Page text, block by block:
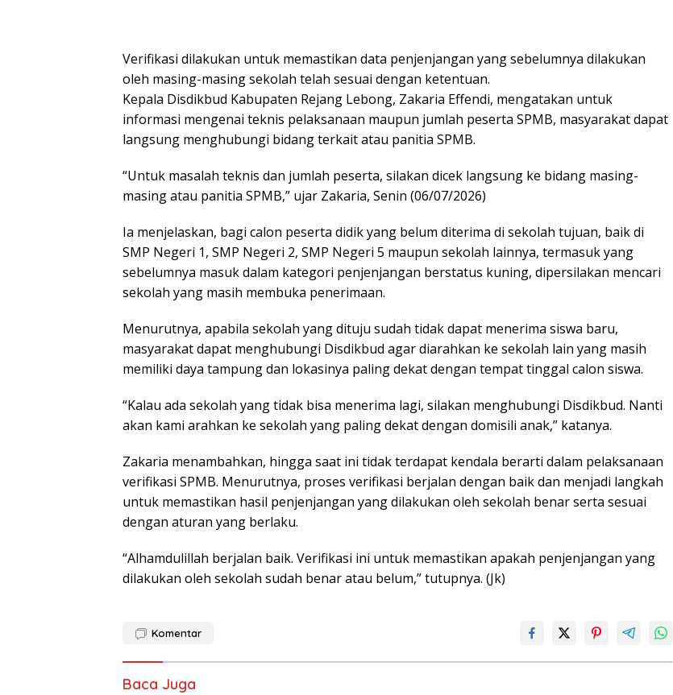
Verifikasi dilakukan untuk memastikan data penjenjangan yang sebelumnya dilakukan
oleh masing-masing sekolah telah sesuai dengan ketentuan.
Kepala Disdikbud Kabupaten Rejang Lebong, Zakaria Effendi, mengatakan untuk
informasi mengenai teknis pelaksanaan maupun jumlah peserta SPMB, masyarakat dapat
langsung menghubungi bidang terkait atau panitia SPMB.
“Untuk masalah teknis dan jumlah peserta, silakan dicek langsung ke bidang masing-
masing atau panitia SPMB,” ujar Zakaria, Senin (06/07/2026)
Ia menjelaskan, bagi calon peserta didik yang belum diterima di sekolah tujuan, baik di
SMP Negeri 1, SMP Negeri 2, SMP Negeri 5 maupun sekolah lainnya, termasuk yang
sebelumnya masuk dalam kategori penjenjangan berstatus kuning, dipersilakan mencari
sekolah yang masih membuka penerimaan.
Menurutnya, apabila sekolah yang dituju sudah tidak dapat menerima siswa baru,
masyarakat dapat menghubungi Disdikbud agar diarahkan ke sekolah lain yang masih
memiliki daya tampung dan lokasinya paling dekat dengan tempat tinggal calon siswa.
“Kalau ada sekolah yang tidak bisa menerima lagi, silakan menghubungi Disdikbud. Nanti
akan kami arahkan ke sekolah yang paling dekat dengan domisili anak,” katanya.
Zakaria menambahkan, hingga saat ini tidak terdapat kendala berarti dalam pelaksanaan
verifikasi SPMB. Menurutnya, proses verifikasi berjalan dengan baik dan menjadi langkah
untuk memastikan hasil penjenjangan yang dilakukan oleh sekolah benar serta sesuai
dengan aturan yang berlaku.
“Alhamdulillah berjalan baik. Verifikasi ini untuk memastikan apakah penjenjangan yang
dilakukan oleh sekolah sudah benar atau belum,” tutupnya. (Jk)
Komentar
Baca Juga